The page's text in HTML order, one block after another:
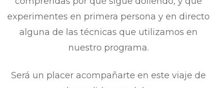
experimentes en primera persona y en directo
alguna de las técnicas que utilizamos en
nuestro programa.
Será un placer acompañarte en este viaje de